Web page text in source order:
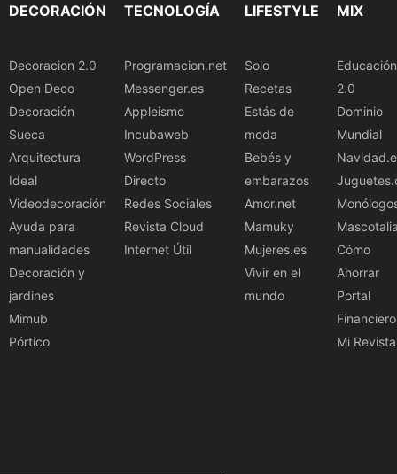
DECORACIÓN
Decoracion 2.0
Open Deco
Decoración
Sueca
Arquitectura
Ideal
Videodecoración
Ayuda para
manualidades
Decoración y
jardines
Mimub
Pórtico
TECNOLOGÍA
Programacion.net
Messenger.es
Appleismo
Incubaweb
WordPress
Directo
Redes Sociales
Revista Cloud
Internet Útil
LIFESTYLE
Solo
Recetas
Estás de
moda
Bebés y
embarazos
Amor.net
Mamuky
Mujeres.es
Vivir en el
mundo
MIX
Educación
2.0
Dominio
Mundial
Cómo
Ahorrar
Portal
Financiero
Mi Revista